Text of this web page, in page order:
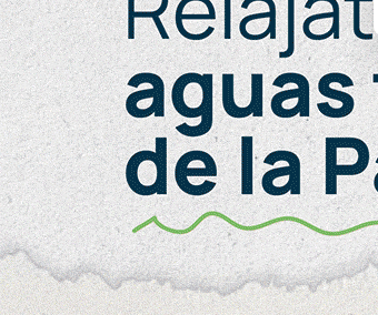
Neuquinidad Gabinete
Generales
Edificios públicos sostenibles
El Centro
acciones de